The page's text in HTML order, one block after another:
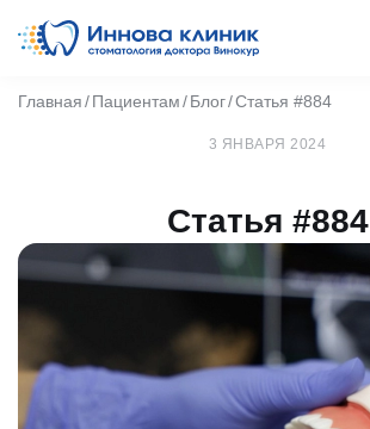
Главная Пациентам Блог Статья #884
3 ЯНВАРЯ 2024
Статья #884